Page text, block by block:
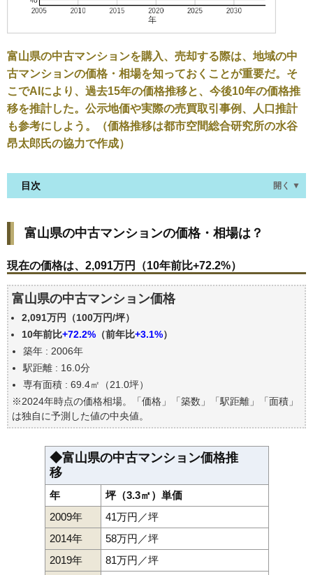
富山県の中古マンションを購入、売却する際は、地域の中
古マンションの価格・相場を知っておくことが重要だ。そ
こでAIにより、過去15年の価格推移と、今後10年の価格推
移を推計した。公示地価や実際の売買取引事例、人口推計
も参考にしよう。（価格推移は都市空間総合研究所の水谷
昂太郎氏の協力で作成）
目次 開く ▼
現在の価格は、2,091万円（10年前比+72.2%）
価格を詳細に分析しよう
築年数で価格はどうなる？
富山県の中古マンションの過去の売買事例
公示地価はいくら
エリアの将来性を人口予想から検討しよう
自分の年収でいくらの不動産が買える？
富山県の中古マンションの価格・相場は？
現在の価格は、2,091万円（10年前比+72.2%）
富山県の中古マンション価格
2,091万円（100万円/坪）
10年前比+72.2% （前年比+3.1%）
築年 : 2006年
駅距離 : 16.0分
専有面積 : 69.4㎡（21.0坪）
※2024年時点の価格相場。「価格」「築数」「駅距離」「面積」
は独自に予測した値の中央値。
◆富山県の中古マンション価格推
移
年
坪（3.3㎡）単価
2009年
41万円／坪
2014年
58万円／坪
2019年
81万円／坪